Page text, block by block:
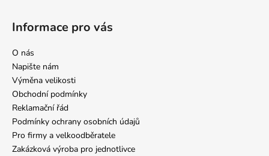
Informace pro vás
O nás
Napište nám
Výměna velikosti
Obchodní podmínky
Reklamační řád
Podmínky ochrany osobních údajů
Pro firmy a velkoodběratele
Zakázková výroba pro jednotlivce